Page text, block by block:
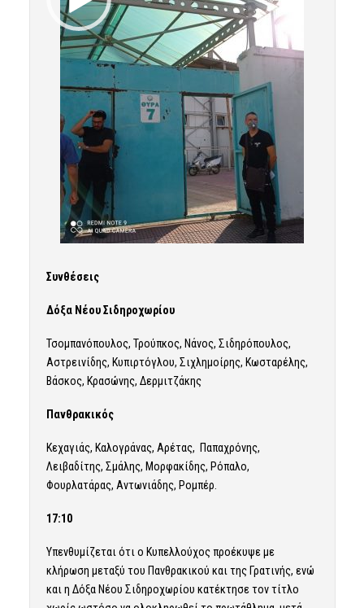
Συνθέσεις
Δόξα Νέου Σιδηροχωρίου
Τσομπανόπουλος, Τρούπκος, Νάνος, Σιδηρόπουλος,
Αστρεινίδης, Κυπιρτόγλου, Σιχλημοίρης, Κωσταρέλης,
Βάσκος, Κρασώνης, Δερμιτζάκης
Πανθρακικός
Κεχαγιάς, Καλογράνας, Αρέτας, Παπαχρόνης,
Λειβαδίτης, Σμάλης, Μορφακίδης, Ρόπαλο,
Φουρλατάρας, Αντωνιάδης, Ρομπέρ.
17:10
Υπενθυμίζεται ότι ο Κυπελλούχος προέκυψε με
κλήρωση μεταξύ του Πανθρακικού και της Γρατινής, ενώ
και η Δόξα Νέου Σιδηροχωρίου κατέκτησε τον τίτλο